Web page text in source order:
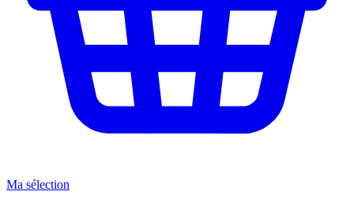
Ma sélection